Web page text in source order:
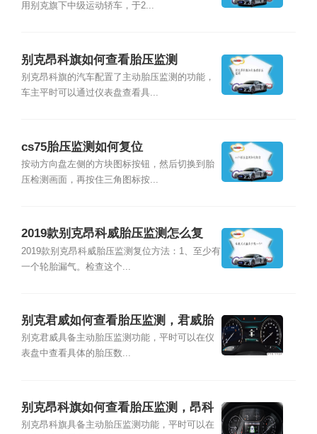
用别克旗下中级运动轿车，于2...
别克昂科旗如何查看胎压监测
别克昂科旗的汽车配置了主动胎压监测的功能，
车主平时可以通过仪表盘查看具...
cs75胎压监测如何复位
按动方向盘左侧的方块图标按钮，然后切换到胎
压检测画面，再按住三角图标按...
2019款别克昂科威胎压监测怎么复
位?
2019款别克昂科威胎压监测复位方法：1、至少有
一个轮胎漏气。检查这个...
别克君威如何查看胎压监测，君威胎
压灯复位教程
别克君威具备主动胎压监测功能，平时可以在仪
表盘中查看具体的胎压数...
别克昂科旗如何查看胎压监测，昂科
旗胎压灯复位教程
别克昂科旗具备主动胎压监测功能，平时可以在